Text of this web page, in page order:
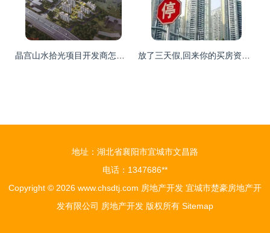
晶宫山水拾光项目开发商怎么样 放了三天假,回来你的买房资格被取消了
地址：湖北省襄阳市宜城市文昌路
电话：1347686**
Copyright © 2026 www.chsdtj.com 房地产开发 宜城市楚豪房地产开
发有限公司 房地产开发 版权所有 Sitemap